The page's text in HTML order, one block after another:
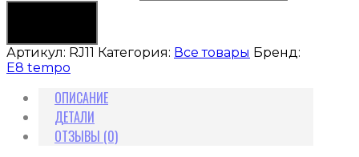
Артикул: RJ11 Категория: Все товары Бренд:
E8 tempo
ОПИСАНИЕ
ДЕТАЛИ
ОТЗЫВЫ (0)